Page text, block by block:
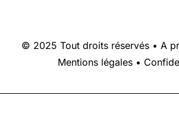
© 2025 Tout droits réservés • A
Mentions légales •